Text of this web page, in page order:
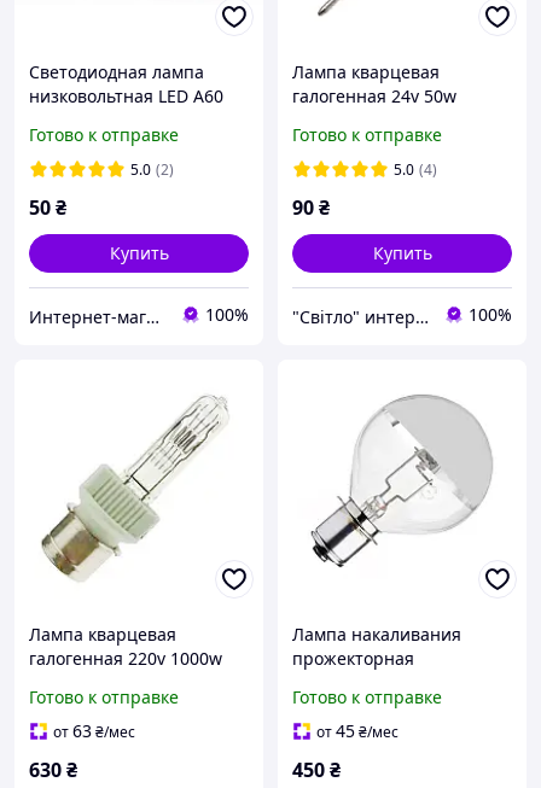
Светодиодная лампа
низковольтная LED A60
Price
Готово к отправке
5.0 (2)
50₴
Купить
Интернет-магазин светотехнической продукции "BELLIGHT" 100%
Лампа кварцевая
галогенная 24v 50w
Готово к отправке
5.0 (4)
90₴
Купить
"Світло" интернет-магазин 100%
Лампа кварцевая
галогенная 220v 1000w
Готово к отправке
от63₴/мес
630₴
Лампа накаливания
прожекторная
NARVA P40s-41
Готово к отправке
от45₴/мес
450₴